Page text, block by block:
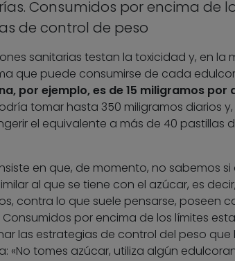
Consumidos por encima de
de control de peso
sanitarias testan la toxicidad y, en la
que puede consumirse de cada
por ejemplo, es de 15 miligramos por
tomar hasta 350 miligramos diarios
el equivalente a más de 40 pastillas
en que, de momento, no sabemos
al que se tiene con el azúcar, es
contra lo que suele pensarse, poseen
Consumidos por encima de los límites
las estrategias de control del peso que
tomes azúcar, utiliza algún